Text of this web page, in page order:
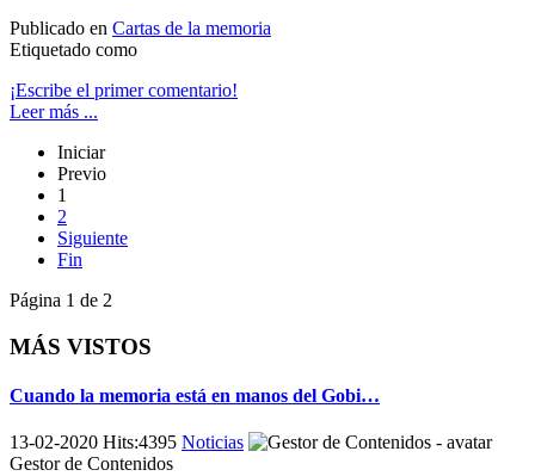
Publicado en Cartas de la memoria
Etiquetado como
¡Escribe el primer comentario!
Leer más ...
Iniciar
Previo
1
2
Siguiente
Fin
Página 1 de 2
MÁS VISTOS
Cuando la memoria está en manos del Gobi…
13-02-2020 Hits:4395 Noticias
Gestor de Contenidos